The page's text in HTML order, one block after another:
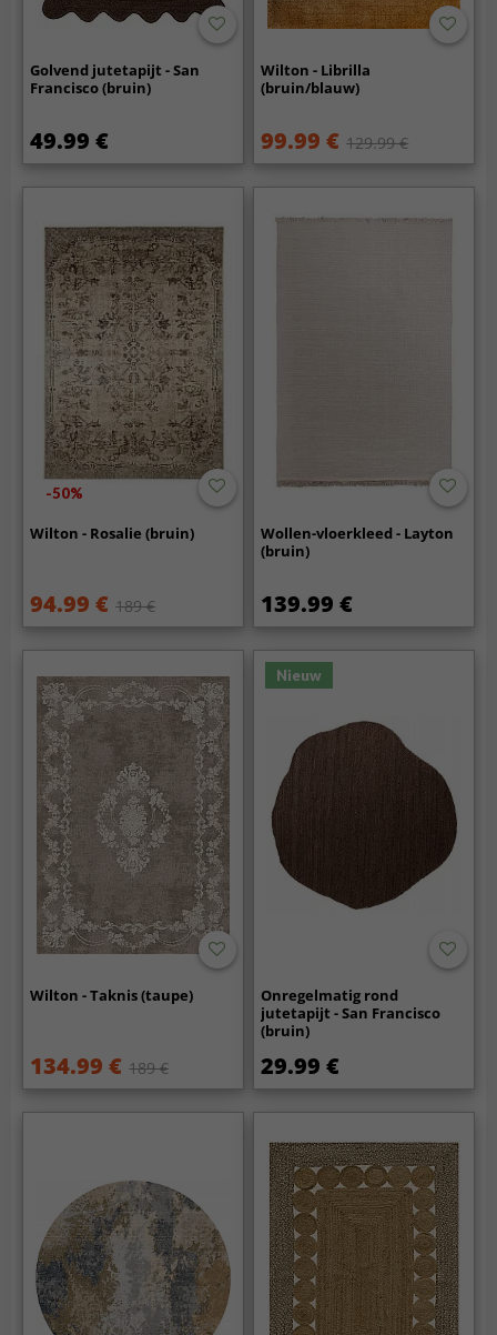
Golvend jutetapijt - San
Francisco (bruin)
49.99 €
Wilton - Librilla
(bruin/blauw)
99.99 € 129.99 €
-50%
Wilton - Rosalie (bruin)
94.99 € 189 €
Wollen-vloerkleed - Layton
(bruin)
139.99 €
Wilton - Taknis (taupe)
134.99 € 189 €
Nieuw
Onregelmatig rond
jutetapijt - San Francisco
(bruin)
29.99 €